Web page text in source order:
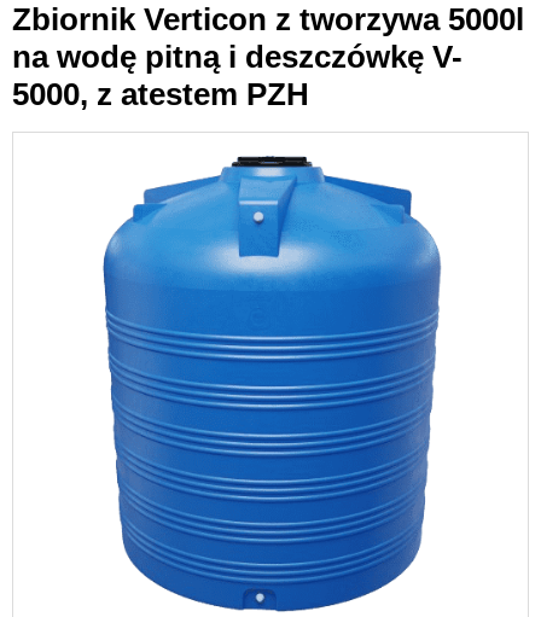
Zbiornik Verticon z tworzywa 5000l
na wodę pitną i deszczówkę V-
5000, z atestem PZH